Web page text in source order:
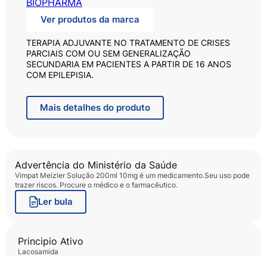
Ver produtos da marca
TERAPIA ADJUVANTE NO TRATAMENTO DE CRISES
PARCIAIS COM OU SEM GENERALIZAÇÃO
SECUNDARIA EM PACIENTES A PARTIR DE 16 ANOS
COM EPILEPISIA.
Mais detalhes do produto
Advertência do Ministério da Saúde
Vimpat Meizler Solução 200ml 10mg é um medicamento.Seu uso pode
trazer riscos. Procure o médico e o farmacêutico.
Ler bula
Principio Ativo
lacosamida